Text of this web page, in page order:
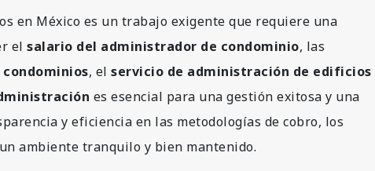
en México es un trabajo exigente que requiere una
el salario del administrador de condominio, las
, el servicio de administración de edificios
es esencial para una gestión exitosa y una
y eficiencia en las metodologías de cobro, los
ambiente tranquilo y bien mantenido.